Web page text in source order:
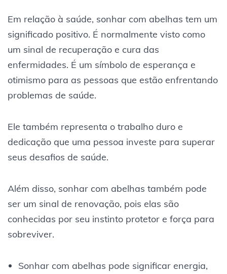
Em relação à saúde, sonhar com abelhas tem um
significado positivo. É normalmente visto como
um sinal de recuperação e cura das
enfermidades. É um símbolo de esperança e
otimismo para as pessoas que estão enfrentando
problemas de saúde.
Ele também representa o trabalho duro e
dedicação que uma pessoa investe para superar
seus desafios de saúde.
Além disso, sonhar com abelhas também pode
ser um sinal de renovação, pois elas são
conhecidas por seu instinto protetor e força para
sobreviver.
Sonhar com abelhas pode significar energia,